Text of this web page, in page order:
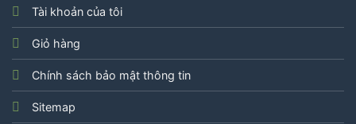
Tài khoản của tôi
Giỏ hàng
Chính sách bảo mật thông tin
Sitemap